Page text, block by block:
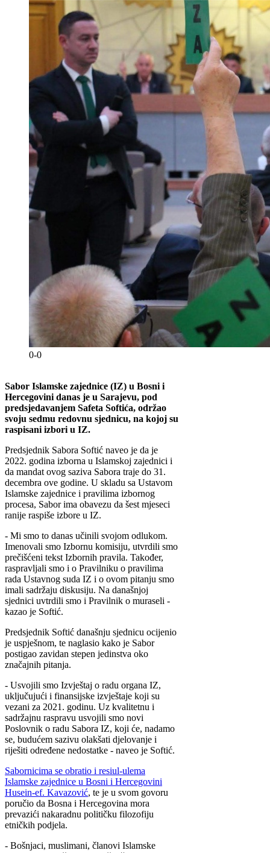
0-0
Sabor Islamske zajednice (IZ) u Bosni i
Hercegovini danas je u Sarajevu, pod
predsjedavanjem Safeta Softića, održao
svoju sedmu redovnu sjednicu, na kojoj su
raspisani izbori u IZ.
Predsjednik Sabora Softić naveo je da je
2022. godina izborna u Islamskoj zajednici i
da mandat ovog saziva Sabora traje do 31.
decembra ove godine. U skladu sa Ustavom
Islamske zajednice i pravilima izbornog
procesa, Sabor ima obavezu da šest mjeseci
ranije raspiše izbore u IZ.
- Mi smo to danas učinili svojom odlukom.
Imenovali smo Izbornu komisiju, utvrdili smo
prečišćeni tekst Izbornih pravila. Također,
raspravljali smo i o Pravilniku o pravilima
rada Ustavnog suda IZ i o ovom pitanju smo
imali sadržaju diskusiju. Na današnjoj
sjednici uvtrdili smo i Pravilnik o muraseli -
kazao je Softić.
Predsjednik Softić današnju sjednicu ocijenio
je uspješnom, te naglasio kako je Sabor
postigao zavidan stepen jedinstva oko
značajnih pitanja.
- Usvojili smo Izvještaj o radu organa IZ,
uključujući i finansijske izvještaje koji su
vezani za 2021. godinu. Uz kvalitetnu i
sadržajnu raspravu usvojili smo novi
Poslovnik o radu Sabora IZ, koji će, nadamo
se, budućem sazivu olakšati djelovanje i
riješiti određene nedostatke - naveo je Softić.
Sabornicima se obratio i resiul-ulema
Islamske zajednice u Bosni i Hercegovini
Husein-ef. Kavazović, te je u svom govoru
poručio da Bosna i Hercegovina mora
prevazići nakaradnu političku filozofiju
etničkih podjela.
- Bošnjaci, muslimani, članovi Islamske